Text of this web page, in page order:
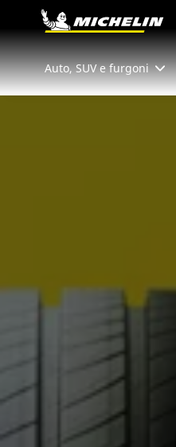
Go to page content
Auto, SUV e furgoni